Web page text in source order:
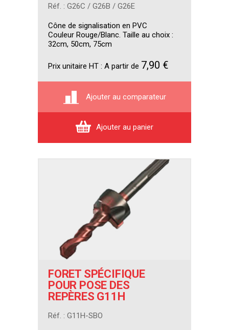
Réf. : G26C / G26B / G26E
Cône de signalisation en PVC
Couleur Rouge/Blanc. Taille au choix :
32cm, 50cm, 75cm
Prix unitaire HT : A partir de 7,90 €
Ajouter au comparateur
Ajouter au panier
FORET SPÉCIFIQUE
POUR POSE DES
REPÈRES G11H
Réf. : G11H-SBO